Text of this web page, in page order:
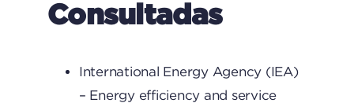
Consultadas
International Energy Agency (IEA)
– Energy efficiency and service